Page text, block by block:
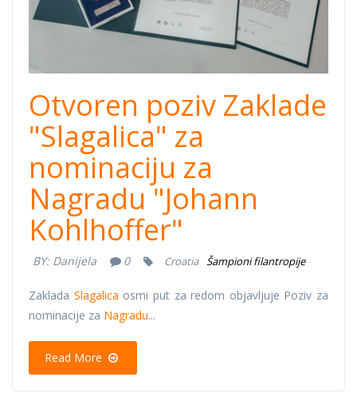
Otvoren poziv Zaklade
"Slagalica" za
nominaciju za
Nagradu "Johann
Kohlhoffer"
BY: Danijela 0 Croatia Šampioni filantropije
Zaklada Slagalica osmi put za redom objavljuje Poziv za
nominacije za Nagradu...
Read More